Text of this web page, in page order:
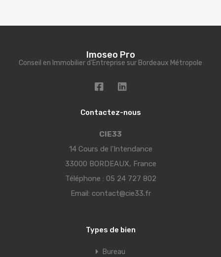
Imoseo Pro
Conseil en Immobilier d'Entreprise sur Bordeaux Métropole
Contactez-nous
CIE33
14 Cours de l’Intendance
33000 BORDEAUX, France
Téléphone : 05 24 727 802
Email: contact@cie33.fr
Types de bien
Bureau